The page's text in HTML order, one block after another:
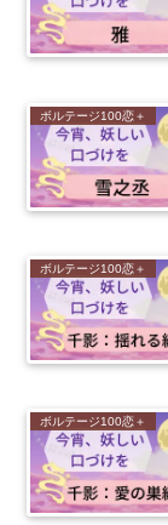
ボルテージ100恋＋
ボルテージ100恋＋
ボルテージ100恋＋